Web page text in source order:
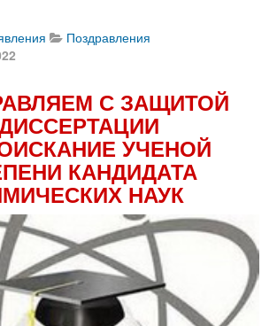
Поздравления
С ЗАЩИТОЙ
УЧЕНОЙ
КАНДИДАТА
НАУК